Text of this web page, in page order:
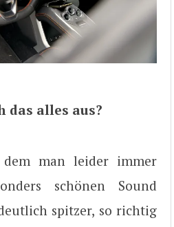
das alles aus?
dem man leider immer
schönen Sound
spitzer, so richtig